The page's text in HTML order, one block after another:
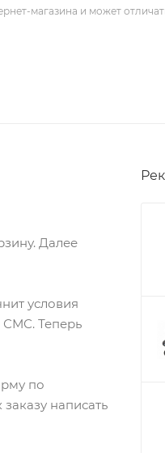
магазина и может
Далее
условия
СМС. Теперь
по
написать